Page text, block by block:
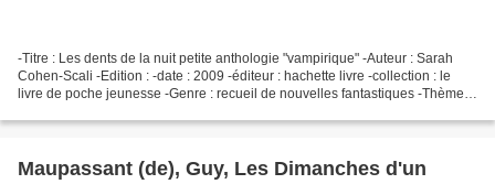
-Titre : Les dents de la nuit petite anthologie "vampirique" -Auteur : Sarah
Cohen-Scali -Edition : -date : 2009 -éditeur : hachette livre -collection : le
livre de poche jeunesse -Genre : recueil de nouvelles fantastiques -Thème
Maupassant (de), Guy, Les Dimanches d'un